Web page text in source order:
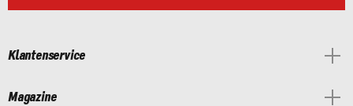
Klantenservice
Magazine